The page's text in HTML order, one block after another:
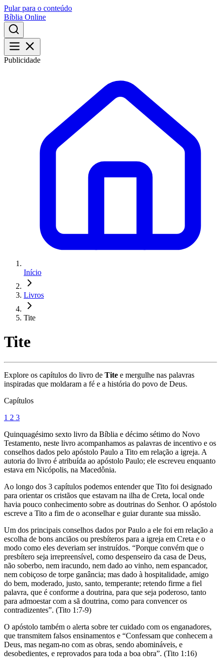
Pular para o conteúdo
Bíblia Online
Publicidade
Início
Livros
Tite
Tite
Explore os capítulos do livro de Tite e mergulhe nas palavras
inspiradas que moldaram a fé e a história do povo de Deus.
Capítulos
1 2 3
Quinquagésimo sexto livro da Bíblia e décimo sétimo do Novo
Testamento, neste livro acompanhamos as palavras de incentivo e os
conselhos dados pelo apóstolo Paulo a Tito em relação a igreja. A
autoria do livro é atribuída ao apóstolo Paulo; ele escreveu enquanto
estava em Nicópolis, na Macedônia.
Ao longo dos 3 capítulos podemos entender que Tito foi designado
para orientar os cristãos que estavam na ilha de Creta, local onde
havia pouco conhecimento sobre as doutrinas do Senhor. O apóstolo
escreve a Tito a fim de o aconselhar e guiar durante sua missão.
Um dos principais conselhos dados por Paulo a ele foi em relação a
escolha de bons anciãos ou presbíteros para a igreja em Creta e o
modo como eles deveriam ser instruídos. “Porque convém que o
presbítero seja irrepreensível, como despenseiro da casa de Deus,
não soberbo, nem iracundo, nem dado ao vinho, nem espancador,
nem cobiçoso de torpe ganância; mas dado à hospitalidade, amigo
do bem, moderado, justo, santo, temperante; retendo firme a fiel
palavra, que é conforme a doutrina, para que seja poderoso, tanto
para admoestar com a sã doutrina, como para convencer os
contradizentes”. (Tito 1:7-9)
O apóstolo também o alerta sobre ter cuidado com os enganadores,
que transmitem falsos ensinamentos e “Confessam que conhecem a
Deus, mas negam-no com as obras, sendo abomináveis, e
desobedientes, e reprovados para toda a boa obra”. (Tito 1:16)